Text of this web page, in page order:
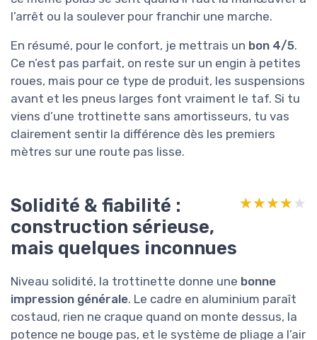
l’arrêt ou la soulever pour franchir une marche.
En résumé, pour le confort, je mettrais un bon 4/5.
Ce n’est pas parfait, on reste sur un engin à petites
roues, mais pour ce type de produit, les suspensions
avant et les pneus larges font vraiment le taf. Si tu
viens d’une trottinette sans amortisseurs, tu vas
clairement sentir la différence dès les premiers
mètres sur une route pas lisse.
Solidité & fiabilité :
construction sérieuse,
mais quelques inconnues
★★★★★
★★★★★
Niveau solidité, la trottinette donne une bonne
impression générale. Le cadre en aluminium paraît
costaud, rien ne craque quand on monte dessus, la
potence ne bouge pas, et le système de pliage a l’air